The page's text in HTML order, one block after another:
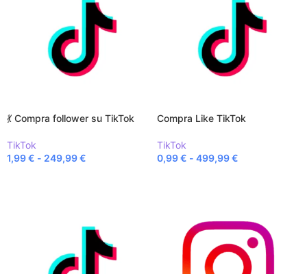
💃 Compra follower su TikTok
TikTok
1,99€ - 249,99€
Compra Like TikTok
TikTok
0,99€ - 499,99€